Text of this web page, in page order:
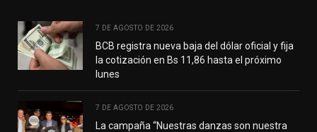
7 DE AGOSTO DE 2026
BCB registra nueva baja del dólar oficial y fija
la cotización en Bs 11,86 hasta el próximo
lunes
7 DE AGOSTO DE 2026
La campaña “Nuestras danzas son nuestra